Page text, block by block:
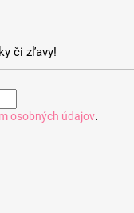
či zľavy!
osobných údajov.